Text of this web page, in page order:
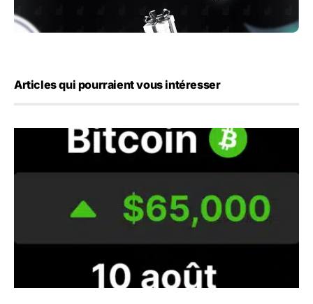
Articles qui pourraient vous intéresser
Bitcoin : BTC repasse les 65 000 dollars avant les